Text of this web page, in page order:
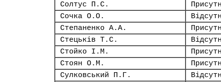
Солтус П.С.
Сочка О.О.
Степаненко А.А.
Стецьків Т.С.
Стойко І.М.
Стоян О.М.
Сулковський П.Г.